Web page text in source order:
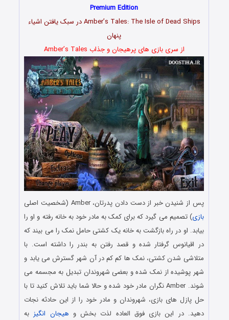
Premium Edition
Amber’s Tales: The Isle of Dead Ships در سبک یافتن اشیاء
پنهان
از سری بازی های پرهیجان و جذاب Amber’s Tales
پس از شنیدن خبر از دست دادن پدرتان، Amber (شخصیت اصلی
بازی) تصمیم می گیرد که برای کمک به مادر خود به خانه رفته و او را
بیابد. او در راه بازگشت به خانه یک کشتی حامل نمک را می بیند که
در اقیانوس گرفتار شده و قصد رفتن به بندر را داشته است. با
متلاشی شدن کشتی، نمک ها کم کم در آن شهر گسترش می یابد و
شهر پوشیده از نمک شده و بعضی شهروندان تبدیل به مجسمه می
شوند. Amber نگران مادر خود شده و حالا شما باید تلاش کنید تا با
حل پازل های بازی، شهروندان و مادر خود را از این حادثه نجات
دهید. در این بازی فوق العاده لذت بخش و هیجان انگیزبه